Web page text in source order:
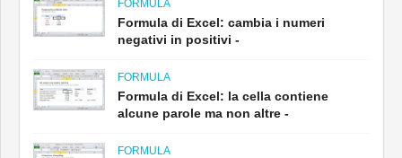
FORMULA
Formula di Excel: cambia i numeri
negativi in ​​positivi -
FORMULA
Formula di Excel: la cella contiene
alcune parole ma non altre -
FORMULA